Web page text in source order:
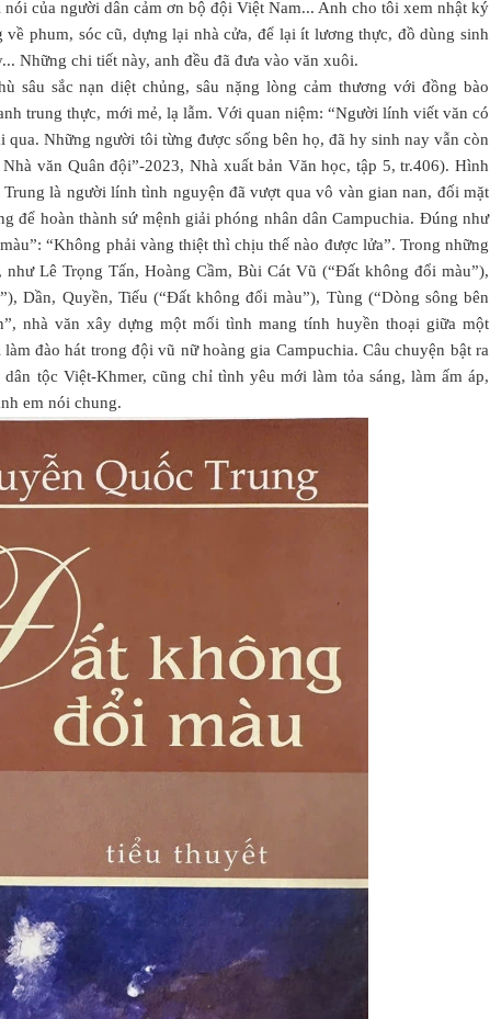
của người dân cảm ơn bộ đội Việt Nam... Anh cho tôi xem nhật ký
phum, sóc cũ, dựng lại nhà cửa, để lại ít lương thực, đồ dùng sinh
Những chi tiết này, anh đều đã đưa vào văn xuôi.
sâu sắc nạn diệt chủng, sâu nặng lòng cảm thương với đồng bào
trung thực, mới mẻ, lạ lẫm. Với quan niệm: “Người lính viết văn có
qua. Những người tôi từng được sống bên họ, đã hy sinh nay vẫn còn
văn Quân đội”-2023, Nhà xuất bản Văn học, tập 5, tr.406). Hình
là người lính tình nguyện đã vượt qua vô vàn gian nan, đối mặt
để hoàn thành sứ mệnh giải phóng nhân dân Campuchia. Đúng như
“Không phải vàng thiệt thì chịu thế nào được lửa”. Trong những
Lê Trọng Tấn, Hoàng Cầm, Bùi Cát Vũ (“Đất không đổi màu”),
Dần, Quyền, Tiếu (“Đất không đổi màu”), Tùng (“Dòng sông bên
nhà văn xây dựng một mối tình mang tính huyền thoại giữa một
đào hát trong đội vũ nữ hoàng gia Campuchia. Câu chuyện bật ra
tộc Việt-Khmer, cũng chỉ tình yêu mới làm tỏa sáng, làm ấm áp,
em nói chung.